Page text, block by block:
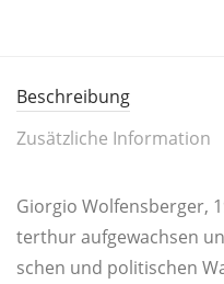
Beschreibung
Zusätzliche Information
Gior­gio Wol­fens­ber­ger,
ter­thur auf­ge­wach­sen
schen und poli­ti­schen